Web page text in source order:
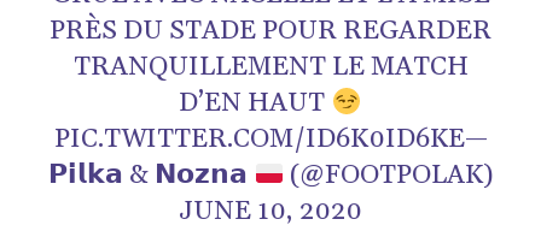
PRÈS DU STADE POUR REGARDER
TRANQUILLEMENT LE MATCH
D’EN HAUT
PIC.TWITTER.COM/ID6K0ID6KE—
𝗣𝗶𝗹𝗸𝗮 & 𝗡𝗼𝘇𝗻𝗮
(@FOOTPOLAK)
JUNE 10, 2020